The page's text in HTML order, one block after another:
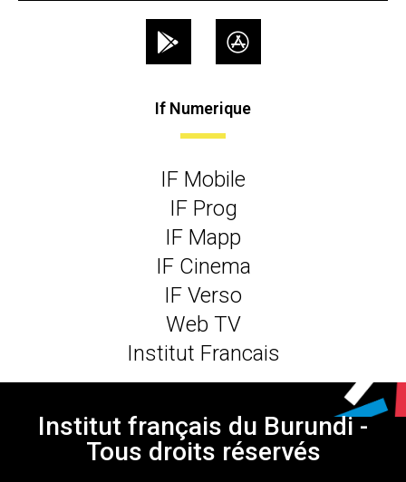
If Numerique
IF Mobile
IF Prog
IF Mapp
IF Cinema
IF Verso
Web TV
Institut Francais
Institut français du Burundi -
Tous droits réservés